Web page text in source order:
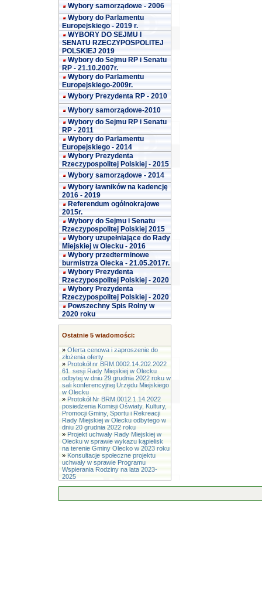
Wybory samorządowe - 2006
Wybory do Parlamentu
Europejskiego - 2019 r.
WYBORY DO SEJMU I
SENATU RZECZYPOSPOLITEJ
POLSKIEJ 2019
Wybory do Sejmu RP i Senatu
RP - 21.10.2007r.
Wybory do Parlamentu
Europejskiego-2009r.
Wybory Prezydenta RP - 2010
Wybory samorządowe-2010
Wybory do Sejmu RP i Senatu
RP - 2011
Wybory do Parlamentu
Europejskiego - 2014
Wybory Prezydenta
Rzeczypospolitej Polskiej - 2015
Wybory samorządowe - 2014
Wybory ławników na kadencję
2016 - 2019
Referendum ogólnokrajowe
2015r.
Wybory do Sejmu i Senatu
Rzeczypospolitej Polskiej 2015
Wybory uzupełniające do Rady
Miejskiej w Olecku - 2016
Wybory przedterminowe
burmistrza Olecka - 21.05.2017r.
Wybory Prezydenta
Rzeczypospolitej Polskiej - 2020
Wybory Prezydenta
Rzeczypospolitej Polskiej - 2020
Powszechny Spis Rolny w
2020 roku
Ostatnie 5 wiadomości:
» Oferta cenowa i zaproszenie do
złożenia oferty
» Protokół nr BRM.0002.14.202.2022
61. sesji Rady Miejskiej w Olecku
odbytej w dniu 29 grudnia 2022 roku w
sali konferencyjnej Urzędu Miejskiego
w Olecku
» Protokół Nr BRM.0012.1.14.2022
posiedzenia Komisji Oświaty, Kultury,
Promocji Gminy, Sportu i Rekreacji
Rady Miejskiej w Olecku odbytego w
dniu 20 grudnia 2022 roku
» Projekt uchwały Rady Miejskiej w
Olecku w sprawie wykazu kąpielisk
na terenie Gminy Olecko w 2023 roku
» Konsultacje społeczne projektu
uchwały w sprawie Programu
Wspierania Rodziny na lata 2023-
2025